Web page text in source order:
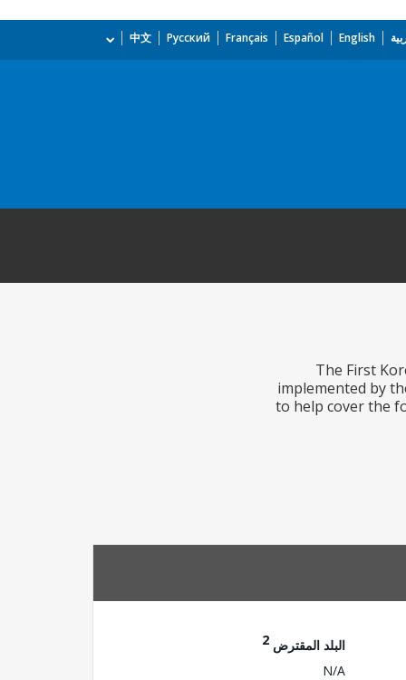
English
Español
Français
Русский
中文
The First
implemented by
to help cover the
البلد المقترض 2
N/A